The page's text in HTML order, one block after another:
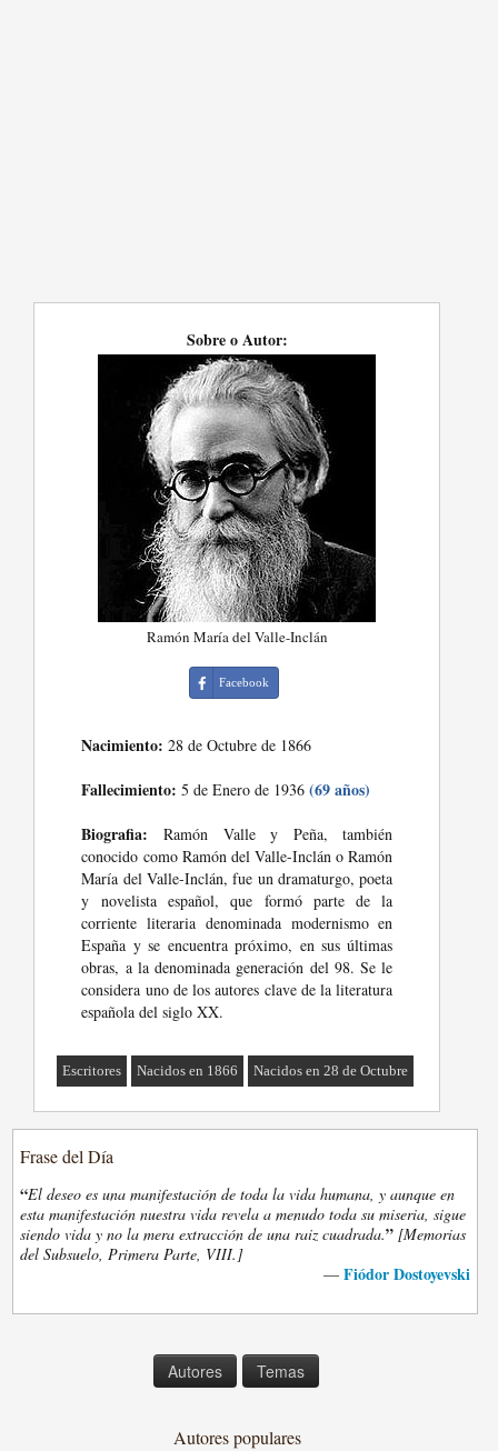
Sobre o Autor:
Ramón María del Valle-Inclán
Facebook
Nacimiento: 28 de Octubre de 1866
Fallecimiento: 5 de Enero de 1936(69 años)
Biografia: Ramón Valle y Peña, también
conocido como Ramón del Valle-Inclán o Ramón
María del Valle-Inclán, fue un dramaturgo, poeta
y novelista español, que formó parte de la
corriente literaria denominada modernismo en
España y se encuentra próximo, en sus últimas
obras, a la denominada generación del 98. Se le
considera uno de los autores clave de la literatura
española del siglo XX.
Escritores Nacidos en 1866 Nacidos en 28 de Octubre
Frase del Día
“El deseo es una manifestación de toda la vida humana, y aunque en
esta manifestación nuestra vida revela a menudo toda su miseria, sigue
siendo vida y no la mera extracción de una raiz cuadrada.” [Memorias
del Subsuelo, Primera Parte, VIII.]
— Fiódor Dostoyevski
Autores Temas
Autores populares